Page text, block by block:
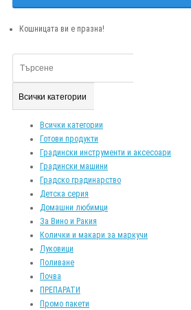
Кошницата ви е празна!
Всички категории
Всички категории
Готови продукти
Градински инструменти и аксесоари
Градински машини
Градско градинарство
Детска серия
Домашни любимци
За Вино и Ракия
Колички и макари за маркучи
Луковици
Поливане
Почва
ПРЕПАРАТИ
Промо пакети